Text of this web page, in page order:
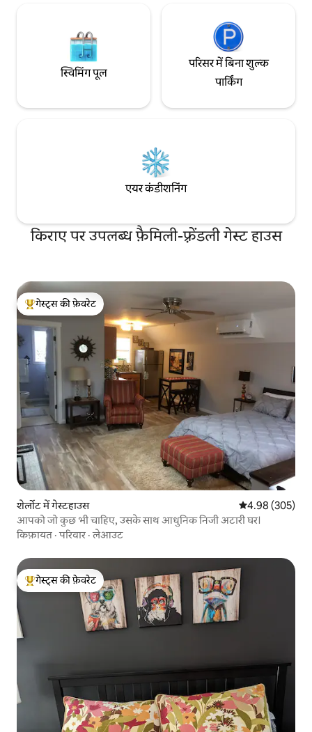
स्विमिंग पूल
परिसर में बिना शुल्क
पार्किंग
एयर कंडीशनिंग
किराए पर उपलब्ध फ़ैमिली-फ़्रेंडली गेस्ट हाउस
गेस्ट्स का टॉप फ़ेवरेट
गेस्ट्स की फ़ेवरेट
शेर्लोट में गेस्टहाउस औसत रेटिंग 5 में से
4.98 (305)
आपको जो कुछ भी चाहिए, उसके साथ आधुनिक निजी अटारी घर।
किफ़ायत ·परिवार ·लेआउट
गेस्ट्स का टॉप फ़ेवरेट
गेस्ट्स की फ़ेवरेट